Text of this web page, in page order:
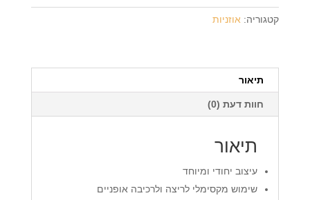
קטגוריה: אוזניות
תיאור
חוות דעת (0)
תיאור
עיצוב יחודי ומיוחד
שימוש מקסימלי לריצה ולרכיבה אופניים